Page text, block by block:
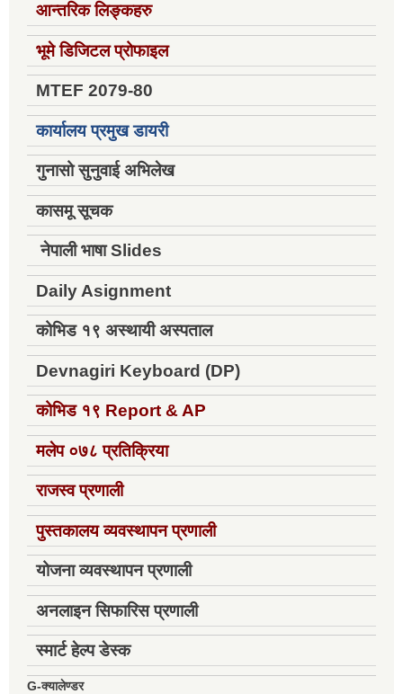
आन्तरिक लिङ्कहरु
भूमे डिजिटल प्रोफाइल
MTEF 2079-80
कार्यालय प्रमुख डायरी
गुनासो सुनुवाई अभिलेख
कासमू सूचक
नेपाली भाषा Slides
Daily Asignment
कोभिड १९ अस्थायी अस्पताल
Devnagiri Keyboard (DP)
कोभिड १९ Report & AP
मलेप ०७८ प्रतिक्रिया
राजस्व प्रणाली
पुस्तकालय व्यवस्थापन प्रणाली
योजना व्यवस्थापन प्रणाली
अनलाइन सिफारिस प्रणाली
स्मार्ट हेल्प डेस्क
G-क्यालेण्डर